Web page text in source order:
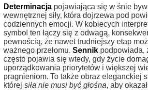
Determinacja pojawiająca się w śnie
wewnętrznej siły, która dojrzewa pod
codziennych emocji. W kobiecych
symbol ten łączy się z odwagą,
pewnością, że nawet trudniejszy etap
ważnego przełomu. Sennik podpowiada,
często pojawia się wtedy, gdy życie
uporządkowania priorytetów i większej
pragnieniom. To także obraz eleganckiej
której siła nie musi być głośna, aby